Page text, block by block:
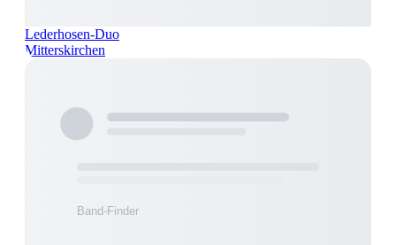
Lederhosen-Duo
Mitterskirchen